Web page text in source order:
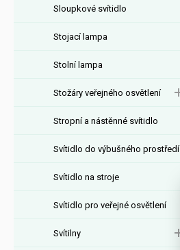
Sloupkové svítidlo
Stojací lampa
Stolní lampa
Stožáry veřejného osvětlení
Stropní a nástěnné svítidlo
Svítidlo do výbušného prostředí
Svítidlo na stroje
Svítidlo pro veřejné osvětlení
Svítilny